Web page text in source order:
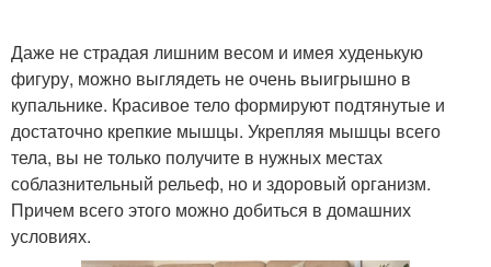
Даже не страдая лишним весом и имея худенькую
фигуру, можно выглядеть не очень выигрышно в
купальнике. Красивое тело формируют подтянутые и
достаточно крепкие мышцы. Укрепляя мышцы всего
тела, вы не только получите в нужных местах
соблазнительный рельеф, но и здоровый организм.
Причем всего этого можно добиться в домашних
условиях.